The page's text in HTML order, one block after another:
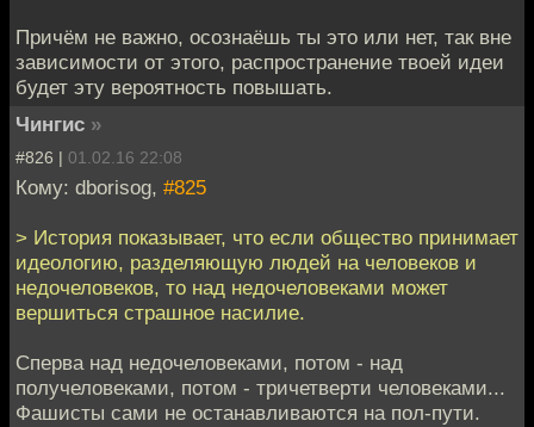
Причём не важно, осознаёшь ты это или нет, так вне
зависимости от этого, распространение твоей идеи
будет эту вероятность повышать.
Чингиc »
#826 | 01.02.16 22:08
Кому: dborisog, #825
> История показывает, что если общество принимает
идеологию, разделяющую людей на человеков и
недочеловеков, то над недочеловеками может
вершиться страшное насилие.
Сперва над недочеловеками, потом - над
получеловеками, потом - тричетверти человеками...
Фашисты сами не останавливаются на пол-пути.